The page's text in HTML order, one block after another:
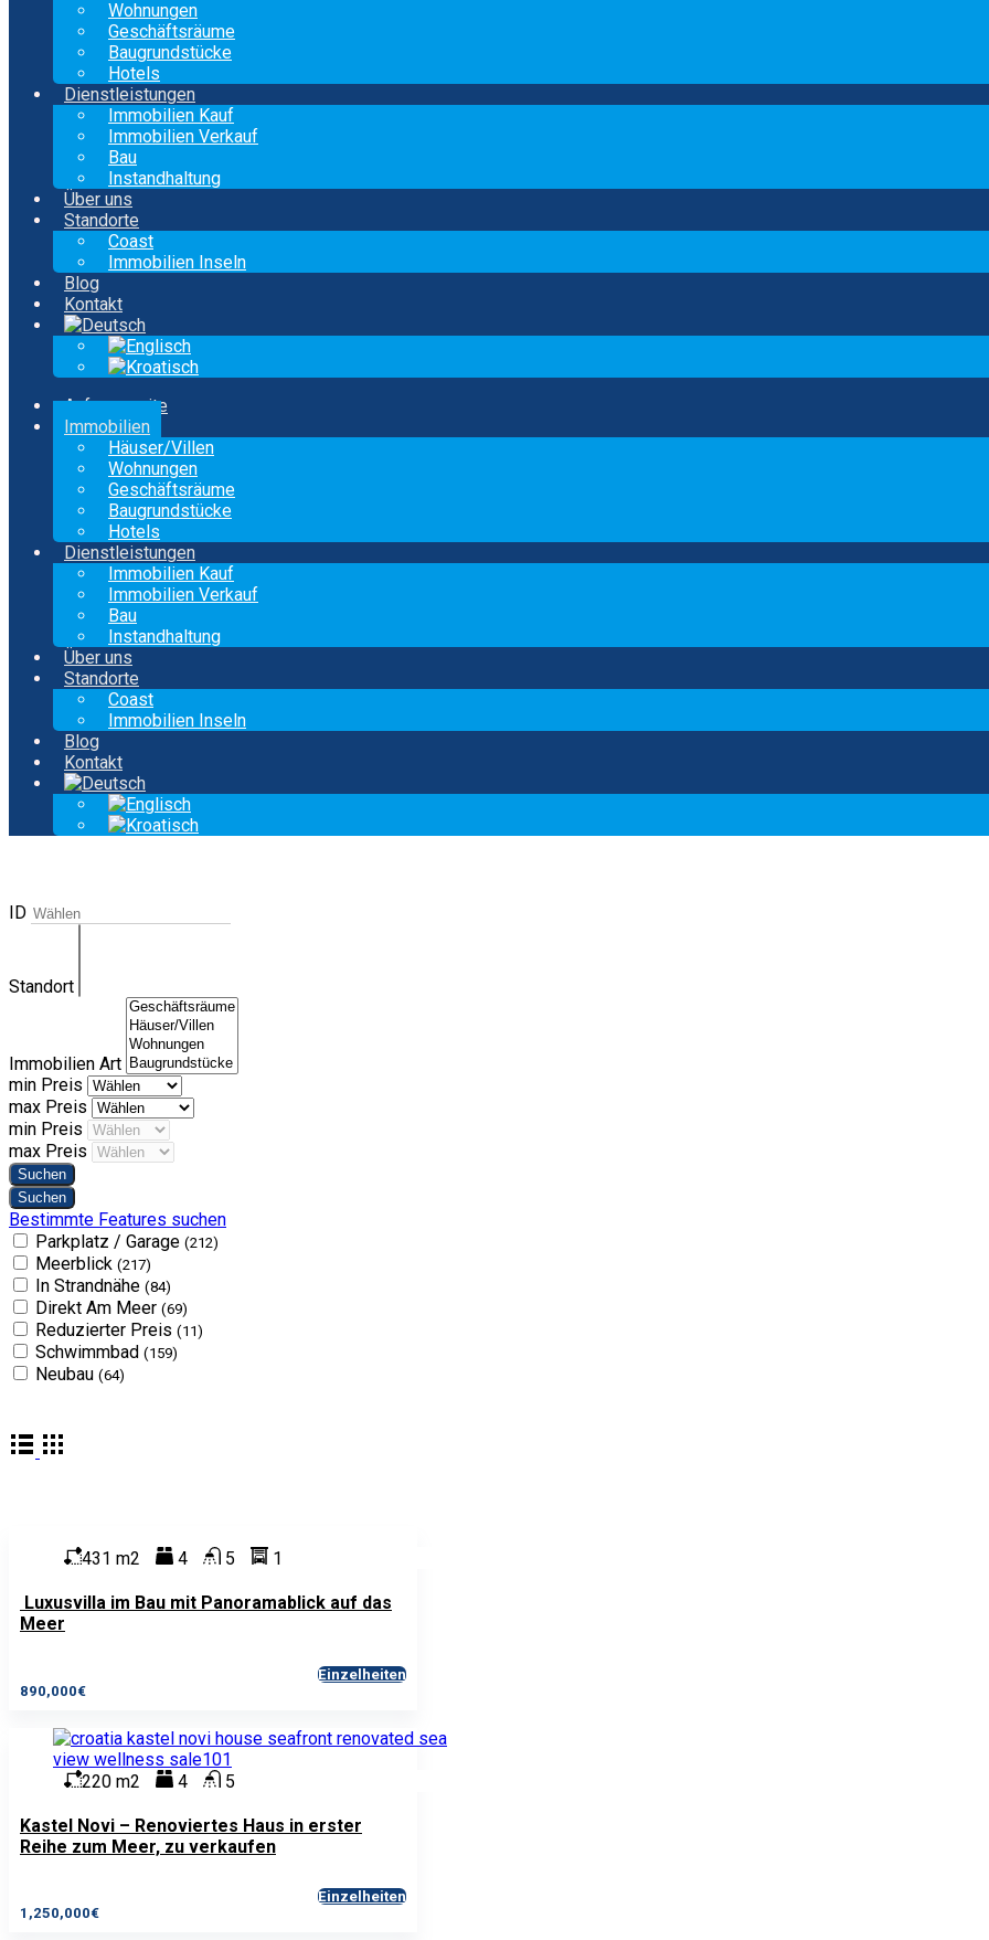
Wohnungen
Geschäftsräume
Baugrundstücke
Hotels
Dienstleistungen
Immobilien Kauf
Immobilien Verkauf
Bau
Instandhaltung
Über uns
Standorte
Coast
Immobilien Inseln
Blog
Kontakt
Anfangsseite
Immobilien
Häuser/Villen
Wohnungen
Geschäftsräume
Baugrundstücke
Hotels
Dienstleistungen
Immobilien Kauf
Immobilien Verkauf
Bau
Instandhaltung
Über uns
Standorte
Coast
Immobilien Inseln
Blog
Kontakt
ID
Standort
Immobilien Art
min Preis
max Preis
min Preis
max Preis
Bestimmte Features suchen
Parkplatz / Garage (212)
Meerblick (217)
In Strandnähe (84)
Direkt Am Meer (69)
Reduzierter Preis (11)
Schwimmbad (159)
Neubau (64)
431 m2 4 5 1
Luxusvilla im Bau mit Panoramablick auf das
Meer
890,000€
Einzelheiten
220 m2 4 5
Kastel Novi – Renoviertes Haus in erster
Reihe zum Meer, zu verkaufen
1,250,000€
Einzelheiten